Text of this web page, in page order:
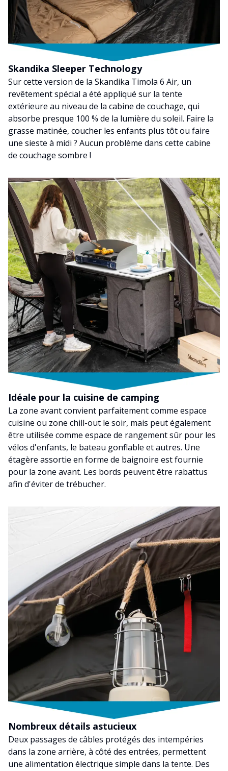
Skandika Sleeper Technology
Sur cette version de la Skandika Timola 6 Air, un
revêtement spécial a été appliqué sur la tente
extérieure au niveau de la cabine de couchage, qui
absorbe presque 100 % de la lumière du soleil. Faire la
grasse matinée, coucher les enfants plus tôt ou faire
une sieste à midi ? Aucun problème dans cette cabine
de couchage sombre !
Idéale pour la cuisine de camping
La zone avant convient parfaitement comme espace
cuisine ou zone chill-out le soir, mais peut également
être utilisée comme espace de rangement sûr pour les
vélos d'enfants, le bateau gonflable et autres. Une
étagère assortie en forme de baignoire est fournie
pour la zone avant. Les bords peuvent être rabattus
afin d'éviter de trébucher.
Nombreux détails astucieux
Deux passages de câbles protégés des intempéries
dans la zone arrière, à côté des entrées, permettent
une alimentation électrique simple dans la tente. Des